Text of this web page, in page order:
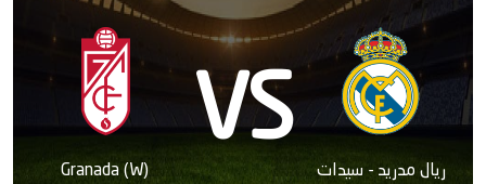
ريال مدريد - سيدات VS
Granada (W)